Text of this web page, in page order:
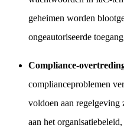
geheimen worden
ongeautoriseerde
Compliance-
complianceproblemen
voldoen aan
aan het